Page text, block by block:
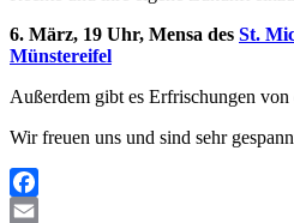
6. März, 19 Uhr, Mensa des St.
Münstereifel
Außerdem gibt es Erfrischungen
Wir freuen uns und sind sehr
Facebook